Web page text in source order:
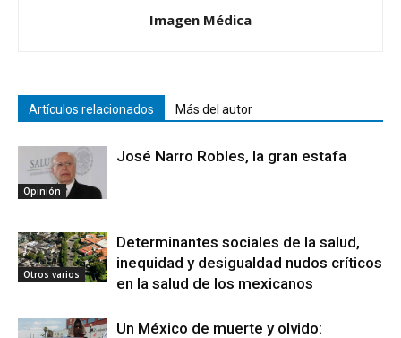
Imagen Médica
Artículos relacionados Más del autor
Opinión
José Narro Robles, la gran estafa
Otros varios
Determinantes sociales de la salud,
inequidad y desigualdad nudos críticos
en la salud de los mexicanos
Un México de muerte y olvido: